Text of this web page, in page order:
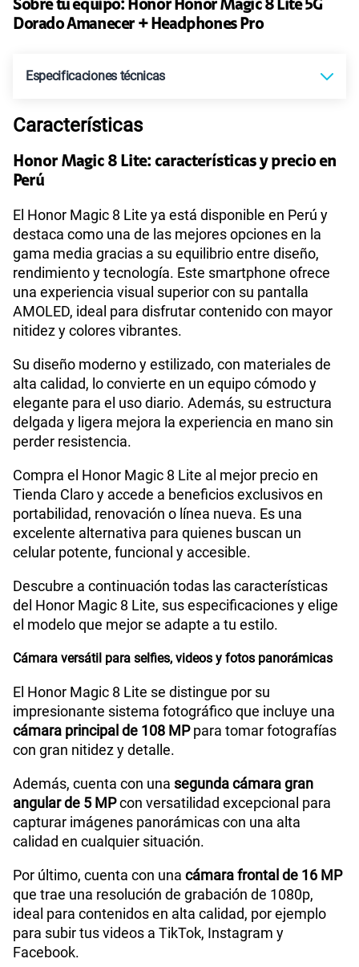
45GBen alta velocidad
Sobre tu equipo: Honor Honor Magic 8 Lite 5G
Dorado Amanecer + Headphones Pro
Especificaciones técnicas
Tecnología de Pantalla
Procesador Qualcomm Snapdragon 6 Gen 4
Tamaño de Pantalla 6.79
WiFI
Peso
Bluetooth
Cámara de fotos Principal
Cámara de fotos Frontal
Radio FM
Capacidad Memoria Externa
Capacidad Memoria Interna 512 GB
Capacidad Memoria RAM 8GB + HONOR RAM Turbo 8GB
GPS
Características
Honor Magic 8 Lite: características y precio en
Perú
El Honor Magic 8 Lite ya está disponible en Perú y
destaca como una de las mejores opciones en la
gama media gracias a su equilibrio entre diseño,
rendimiento y tecnología. Este smartphone ofrece
una experiencia visual superior con su pantalla
AMOLED, ideal para disfrutar contenido con mayor
nitidez y colores vibrantes.
Su diseño moderno y estilizado, con materiales de
alta calidad, lo convierte en un equipo cómodo y
elegante para el uso diario. Además, su estructura
delgada y ligera mejora la experiencia en mano sin
perder resistencia.
Compra el Honor Magic 8 Lite al mejor precio en
Tienda Claro y accede a beneficios exclusivos en
portabilidad, renovación o línea nueva. Es una
excelente alternativa para quienes buscan un
celular potente, funcional y accesible.
Descubre a continuación todas las características
del Honor Magic 8 Lite, sus especificaciones y elige
el modelo que mejor se adapte a tu estilo.
Cámara versátil para selfies, videos y fotos panorámicas
El Honor Magic 8 Lite se distingue por su
impresionante sistema fotográfico que incluye una
cámara principal de 108 MPpara tomar fotografías
con gran nitidez y detalle.
Además, cuenta con una segunda cámara gran
angular de 5 MPcon versatilidad excepcional para
capturar imágenes panorámicas con una alta
calidad en cualquier situación.
Por último, cuenta con una cámara frontal de 16 MP
que trae una resolución de grabación de 1080p,
ideal para contenidos en alta calidad, por ejemplo
para subir tus videos a TikTok, Instagram y
Facebook.